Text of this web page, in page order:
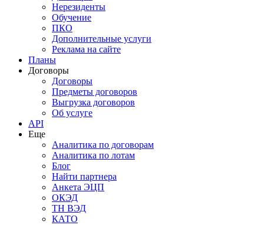
Нерезиденты
Обучение
ПКО
Дополнительные услуги
Реклама на сайте
Планы
Договоры
Договоры
Предметы договоров
Выгрузка договоров
Об услуге
API
Еще
Аналитика по договорам
Аналитика по лотам
Блог
Найти партнера
Анкета ЭЦП
ОКЭД
ТН ВЭД
КАТО